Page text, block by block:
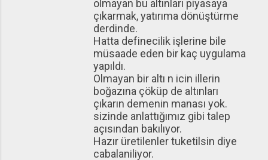
olmayan bu altınları piyasaya
çıkarmak, yatırıma dönüştürme
derdinde.
Hatta definecilik işlerine bile
müsaade eden bir kaç uygulama
yapıldı.
Olmayan bir altı n icin illerin
boğazına çöküp de altınları
çıkarın demenin manası yok.
sizinde anlattığımız gibi talep
açısından bakılıyor.
Hazır üretilenler tuketilsin diye
cabalaniliyor.